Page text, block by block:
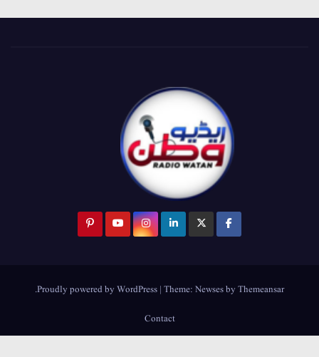
Proudly powered by WordPress |Theme:NewsesbyThemeansar
.
Contact